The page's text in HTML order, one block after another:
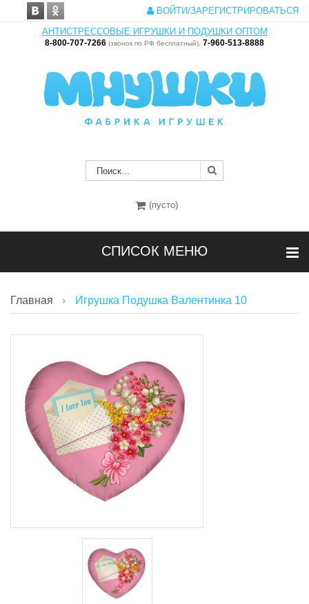
ВОЙТИ/ЗАРЕГИСТРИРОВАТЬСЯ
АНТИСТРЕССОВЫЕ ИГРУШКИ И ПОДУШКИ ОПТОМ
8-800-707-7266 (звонок по РФ бесплатный), 7-960-513-8888
(пусто)
СПИСОК МЕНЮ
Главная Игрушка Подушка Валентинка 10